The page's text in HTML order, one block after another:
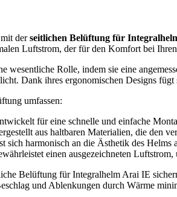
derseitlichen Belüftung für
Luftstrom, der für den Komfort bei
wesentliche Rolle, indem sie eine
Dank ihres ergonomischen Designs
umfassen:
für eine schnelle und einfache
aus haltbaren Materialien, die den
sich harmonisch an die Ästhetik des
einen ausgezeichneten
Belüftung für Integralhelm Arai IE
und Ablenkungen durch Wärme